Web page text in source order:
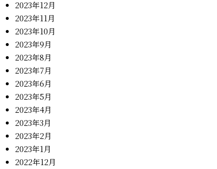
2023年12月
2023年11月
2023年10月
2023年9月
2023年8月
2023年7月
2023年6月
2023年5月
2023年4月
2023年3月
2023年2月
2023年1月
2022年12月